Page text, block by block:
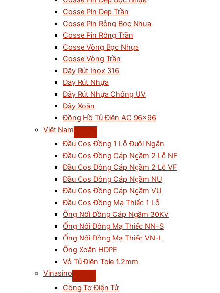
Cosse Pin Dẹp Trần
Cosse Pin Rỗng Bọc Nhựa
Cosse Pin Rỗng Trần
Cosse Vòng Bọc Nhựa
Cosse Vòng Trần
Dây Rút Inox 316
Dây Rút Nhựa
Dây Rút Nhựa Chống UV
Dây Xoắn
Đồng Hồ Tủ Điện AC 96×96
Việt Nam
Đầu Cos Đồng 1 Lỗ Đuôi Ngắn
Đầu Cos Đồng Cáp Ngầm 2 Lỗ NF
Đầu Cos Đồng Cáp Ngầm 2 Lỗ VF
Đầu Cos Đồng Cáp Ngầm NU
Đầu Cos Đồng Cáp Ngầm VU
Đầu Cos Đồng Mạ Thiếc 1 Lỗ
Ống Nối Đồng Cáp Ngầm 30KV
Ống Nối Đồng Mạ Thiếc NN-S
Ống Nối Đồng Mạ Thiếc VN-L
Ống Xoắn HDPE
Vỏ Tủ Điện Tole 1.2mm
Vinasino
Công Tơ Điện Tử